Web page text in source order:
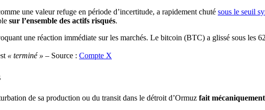
une valeur refuge en période d’incertitude, a rapidement chuté sous le seuil
sur l’ensemble des actifs risqués.
« terminé » – Source : Compte X
de sa production ou du transit dans le détroit d’Ormuz fait